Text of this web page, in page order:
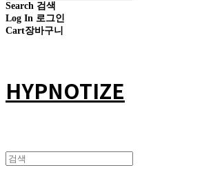
Search 검색
Log In 로그인
Cart장바구니
HYPNOTIZE